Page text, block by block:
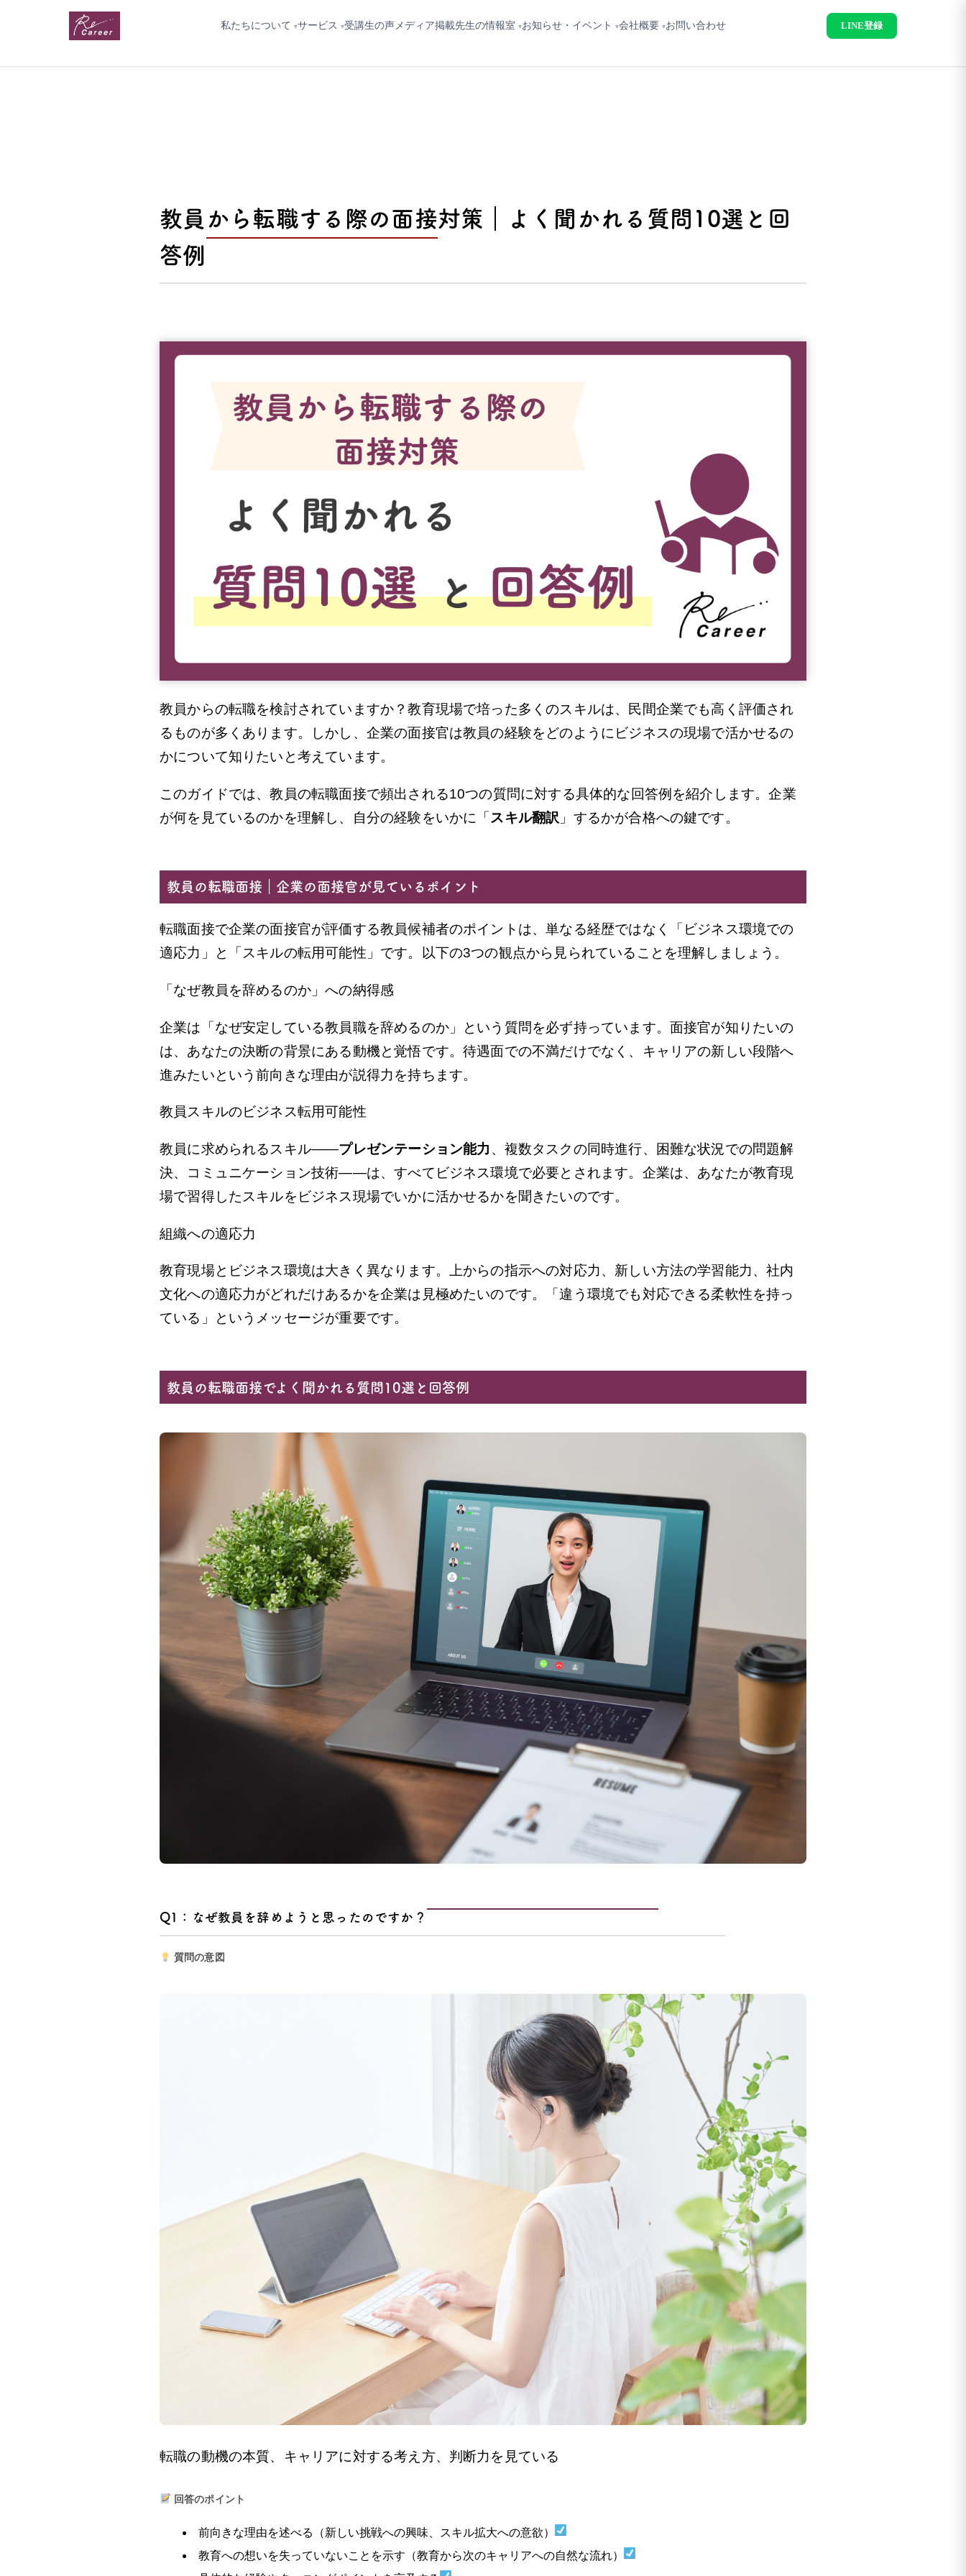
私たちについて サービス 受講生の声メディア掲載先生の情報室 お知らせ・イベント 会社概要 お問い合わせ LINE登録
教員から転職する際の面接対策｜よく聞かれる質問10選と回
答例
教員からの転職を検討されていますか？教育現場で培った多くのスキルは、民間企業でも高く評価され
るものが多くあります。しかし、企業の面接官は教員の経験をどのようにビジネスの現場で活かせるの
かについて知りたいと考えています。
このガイドでは、教員の転職面接で頻出される10つの質問に対する具体的な回答例を紹介します。企業
が何を見ているのかを理解し、自分の経験をいかに「スキル翻訳 」するかが合格への鍵です。
教員の転職面接｜企業の面接官が見ているポイント
転職面接で企業の面接官が評価する教員候補者のポイントは、単なる経歴ではなく「ビジネス環境での
適応力」と「スキルの転用可能性」です。以下の3つの観点から見られていることを理解しましょう。
「なぜ教員を辞めるのか」への納得感
企業は「なぜ安定している教員職を辞めるのか」という質問を必ず持っています。面接官が知りたいの
は、あなたの決断の背景にある動機と覚悟です。待遇面での不満だけでなく、キャリアの新しい段階へ
進みたいという前向きな理由が説得力を持ちます。
教員スキルのビジネス転用可能性
教員に求められるスキル——プレゼンテーション能力 、複数タスクの同時進行、困難な状況での問題解
決、コミュニケーション技術——は、すべてビジネス環境で必要とされます。企業は、あなたが教育現
場で習得したスキルをビジネス現場でいかに活かせるかを聞きたいのです。
組織への適応力
教育現場とビジネス環境は大きく異なります。上からの指示への対応力、新しい方法の学習能力、社内
文化への適応力がどれだけあるかを企業は見極めたいのです。「違う環境でも対応できる柔軟性を持っ
ている」というメッセージが重要です。
教員の転職面接でよく聞かれる質問10選と回答例
Q1：なぜ教員を辞めようと思ったのですか？
質問の意図
転職の動機の本質、キャリアに対する考え方、判断力を見ている
回答のポイント
前向きな理由を述べる（新しい挑戦への興味、スキル拡大への意欲）
教育への想いを失っていないことを示す（教育から次のキャリアへの自然な流れ）